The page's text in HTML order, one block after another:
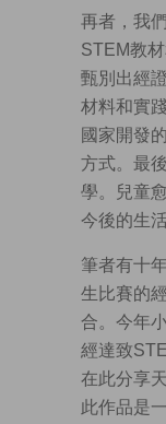
再者，我
STEM教
甄別出經
材料和實
國家開發
方式。最
學。兒童
今後的生
筆者有十
生比賽的
合。今年
經達致
在此分享
此作品是